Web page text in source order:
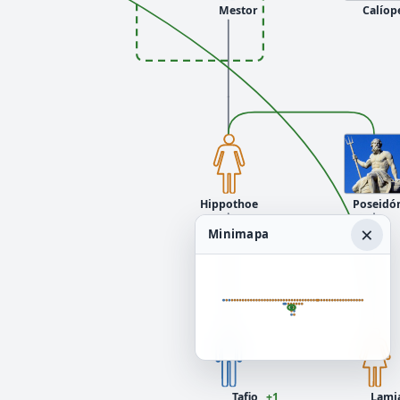
Mestor
Hippothoe
Minimapa ×